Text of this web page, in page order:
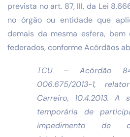
prevista no art. 87, III, da Lei
no órgão ou entidade que
demais da mesma esfera,
federados, conforme Acórdãos
TCU – Acórdão
006.675/2013-1,
Carreiro, 10.4.2013. A
temporária de
impedimento de